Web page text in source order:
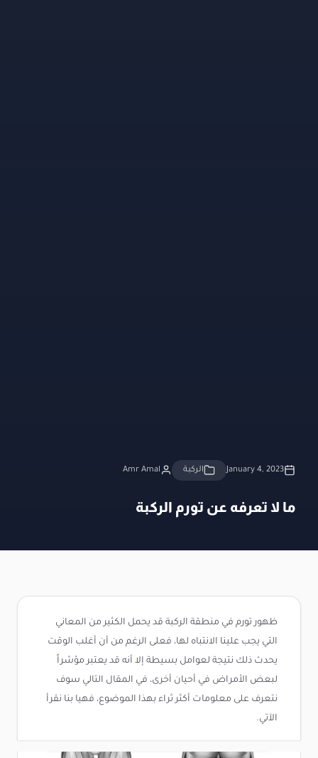
January 4, 2023 الركبة Amr Amal
ما لا تعرفه عن تورم الركبة
ظهور تورم في منطقة الركبة قد يحمل الكثير من المعاني
التي يجب علينا الانتباه لها، فعلى الرغم من أن أغلب الوقت
يحدث ذلك نتيجة لعوامل بسيطة إلا أنه قد يعتبر مؤشراً
لبعض الأمراض في أحيان أخرى، في المقال التالي سوف
نتعرف على معلومات أكثر ثراء بهذا الموضوع، فهيا بنا نقرأ
الآتي.